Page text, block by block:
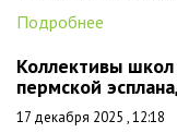
Подробнее
Коллективы
пермской
17 декабря 2025 , 12:18